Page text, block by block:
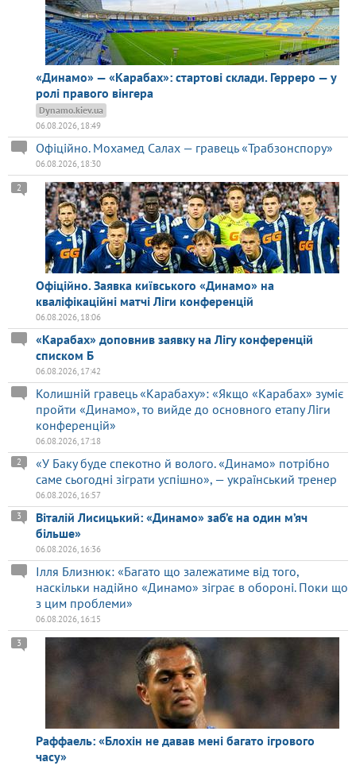
«Динамо» — «Карабах»: стартові склади. Герреро — у
ролі правого вінгера
Dynamo.kiev.ua
06.08.2026, 18:49
Офіційно. Мохамед Салах — гравець «Трабзонспору»
06.08.2026, 18:30
Офіційно. Заявка київського «Динамо» на
кваліфікаційні матчі Ліги конференцій
2
06.08.2026, 18:06
«Карабах» доповнив заявку на Лігу конференцій
списком Б
06.08.2026, 17:42
Колишній гравець «Карабаху»: «Якщо «Карабах» зуміє
пройти «Динамо», то вийде до основного етапу Ліги
конференцій»
06.08.2026, 17:18
«У Баку буде спекотно й волого. «Динамо» потрібно
саме сьогодні зіграти успішно», — український тренер
2
06.08.2026, 16:57
Віталій Лисицький: «Динамо» заб’є на один м’яч
більше»
3
06.08.2026, 16:36
Ілля Близнюк: «Багато що залежатиме від того,
наскільки надійно «Динамо» зіграє в обороні. Поки що
з цим проблеми»
06.08.2026, 16:15
Раффаель: «Блохін не давав мені багато ігрового
часу»
3